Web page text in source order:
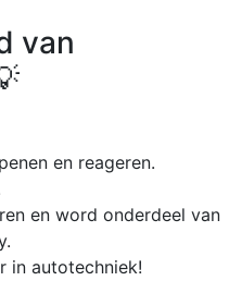
van
en reageren.
en word onderdeel van
in autotechniek!